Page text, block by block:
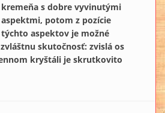
kremeňa s dobre vyvinutými
aspektmi, potom z pozície
týchto aspektov je možné
skutočnosť: zvislá os
kryštáli je skrutkovito